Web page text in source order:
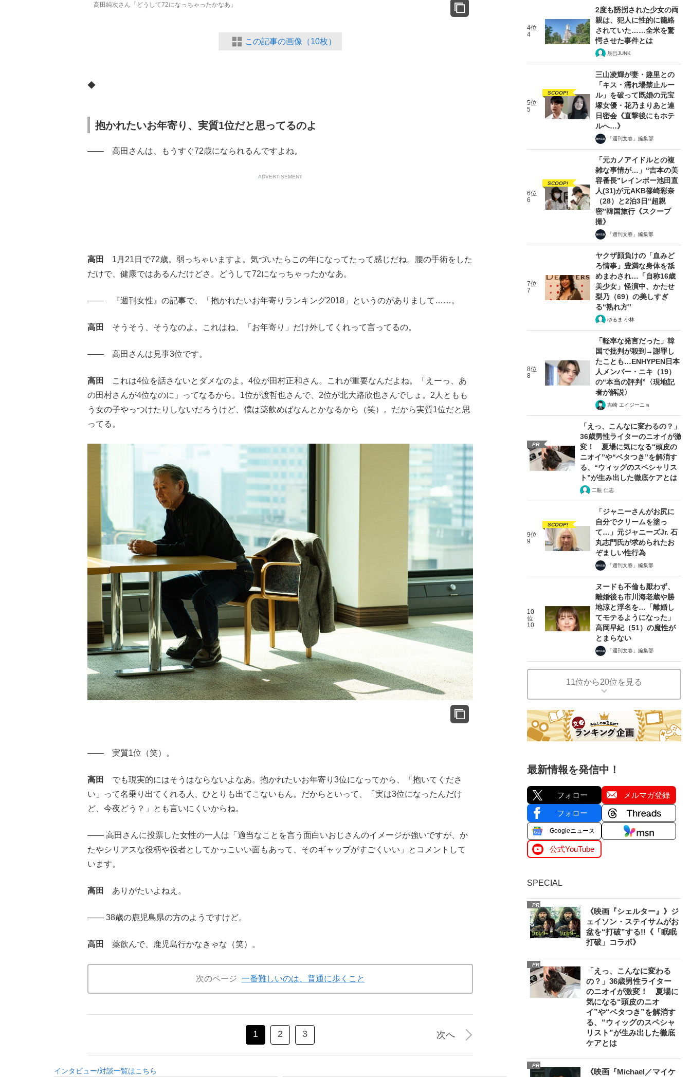
高田純次さん「どうして72になっちゃったかなあ」
この記事の画像（10枚）
◆
抱かれたいお年寄り、実質1位だと思ってるのよ
―― 高田さんは、もうすぐ72歳になられるんですよね。
ADVERTISEMENT
高田 1月21日で72歳。弱っちゃいますよ。気づいたらこの年になってたって感じだね。腰の手術をした
だけで、健康ではあるんだけどさ。どうして72になっちゃったかなあ。
―― 『週刊女性』の記事で、「抱かれたいお年寄りランキング2018」というのがありまして……。
高田 そうそう、そうなのよ。これはね、「お年寄り」だけ外してくれって言ってるの。
―― 高田さんは見事3位です。
高田
これは4位を話さないとダメなのよ。4位が田村正和さん。これが重要なんだよね。「えーっ、あ
の田村さんが4位なのに」ってなるから。1位が渡哲也さんで、2位が北大路欣也さんでしょ。2人ともも
う女の子やっつけたりしないだろうけど、僕は薬飲めばなんとかなるから（笑）。だから実質1位だと思
ってる。
―― 実質1位（笑）。
高田
でも現実的にはそうはならないよなあ。抱かれたいお年寄り3位になってから、「抱いてくださ
い」って名乗り出てくれる人、ひとりも出てこないもん。だからといって、「実は3位になったんだけ
ど、今夜どう？」とも言いにくいからね。
―― 高田さんに投票した女性の一人は「適当なことを言う面白いおじさんのイメージが強いですが、か
たやシリアスな役柄や役者としてかっこいい面もあって、そのギャップがすごくいい」とコメントして
います。
高田 ありがたいよねえ。
―― 38歳の鹿児島県の方のようですけど。
高田 薬飲んで、鹿児島行かなきゃな（笑）。
次のページ 一番難しいのは、普通に歩くこと
1 2 3 次へ
インタビュー/対談一覧はこちら
4位
4
2度も誘拐された少女の両
親は、犯人に性的に籠絡
されていた……全米を驚
愕させた事件とは
辰巳JUNK
5位
5
SCOOP!
三山凌輝が妻・趣里との
「キス・濡れ場禁止ルー
ル」を破って既婚の元宝
塚女優・花乃まりあと連
日密会《直撃後にもホテ
ルへ…》
「週刊文春」編集部
6位
6
SCOOP!
「元カノアイドルとの複
雑な事情が…」“吉本の美
容番長”レインボー池田直
人(31)が元AKB篠崎彩奈
（28）と2泊3日“超親
密”韓国旅行《スクープ
撮》
「週刊文春」編集部
7位
7
ヤクザ顔負けの「血みど
ろ情事」豊満な身体を舐
めまわされ…「自称16歳
美少女」怪演中、かたせ
梨乃（69）の美しすぎ
る“熟れ方”
ゆるま 小林
8位
8
「軽率な発言だった」韓
国で批判が殺到→謝罪し
たことも…ENHYPEN日本
人メンバー・ニキ（19）
の“本当の評判”〈現地記
者が解説〉
吉崎 エイジーニョ
PR
「えっ、こんなに変わるの？」
36歳男性ライターのニオイが激
変！ 夏場に気になる“頭皮の
ニオイ”や“ベタつき”を解消す
る、“ウィッグのスペシャリス
ト”が生み出した徹底ケアとは
二瓶 仁志
9位
9
SCOOP!
「ジャニーさんがお尻に
自分でクリームを塗っ
て…」元ジャニーズJr. 石
丸志門氏が求められたお
ぞましい性行為
「週刊文春」編集部
10
位
10
ヌードも不倫も厭わず、
離婚後も市川海老蔵や勝
地涼と浮名を…「離婚し
てモテるようになった」
高岡早紀（51）の魔性が
とまらない
「週刊文春」編集部
11位から20位を見る
最新情報を発信中！
フォロー メルマガ登録
フォロー
Googleニュース
公式YouTube
SPECIAL
PR
《映画『シェルター』》ジ
ェイソン・ステイサムがお
盆を“打破”する!!《「眠眠
打破」コラボ》
PR
「えっ、こんなに変わる
の？」36歳男性ライター
のニオイが激変！ 夏場に
気になる“頭皮のニオ
イ”や“ベタつき”を解消す
る、“ウィッグのスペシャ
リスト”が生み出した徹底
ケアとは
PR
《映画『Michael／マイケ